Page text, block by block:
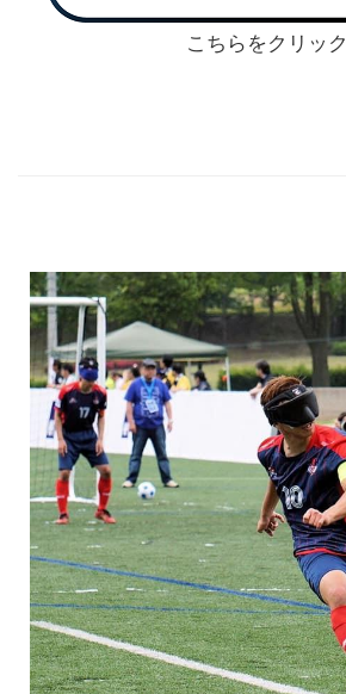
こちらをクリック